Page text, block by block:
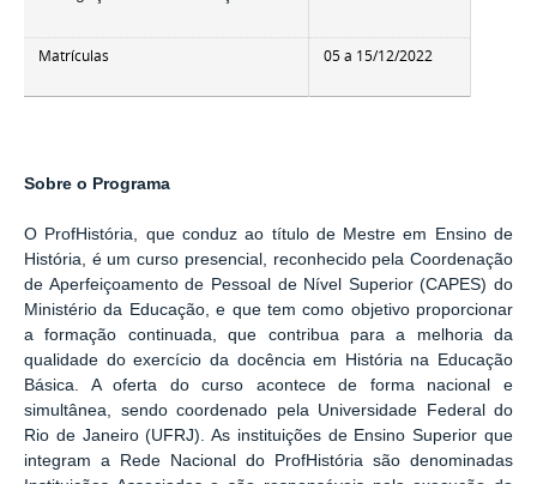
Matrículas 05 a 15/12/2022
Sobre o Programa
O ProfHistória, que conduz ao título de Mestre em Ensino de
História,
é um curso presencial, reconhecido pela Coordenação
de Aperfeiçoamento de Pessoal de Nível Superior (CAPES) do
Ministério da Educação, e que tem como objetivo proporcionar
a formação continuada, que contribua para a melhoria da
qualidade do exercício da docência em História na Educação
Básica. A oferta do curso acontece de forma nacional e
simultânea, sendo coordenado pela Universidade Federal do
Rio de Janeiro (UFRJ). As instituições de Ensino Superior que
integram a Rede Nacional do ProfHistória são denominadas